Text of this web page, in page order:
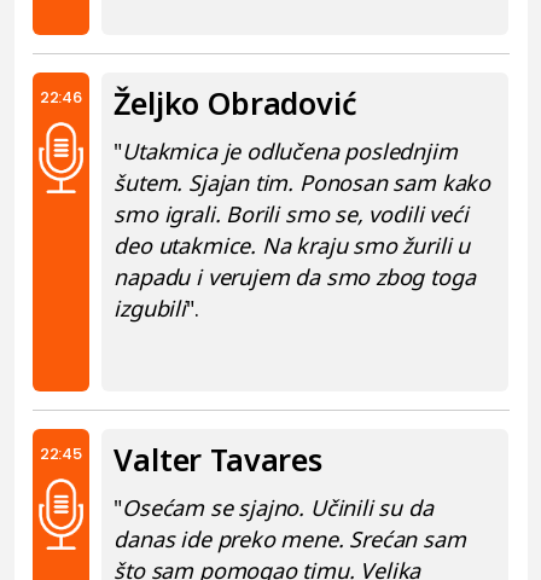
22:46 Željko Obradović
"Utakmica je odlučena poslednjim
šutem. Sjajan tim. Ponosan sam kako
smo igrali. Borili smo se, vodili veći
deo utakmice. Na kraju smo žurili u
napadu i verujem da smo zbog toga
izgubili".
22:45 Valter Tavares
"Osećam se sjajno. Učinili su da
danas ide preko mene. Srećan sam
što sam pomogao timu. Velika